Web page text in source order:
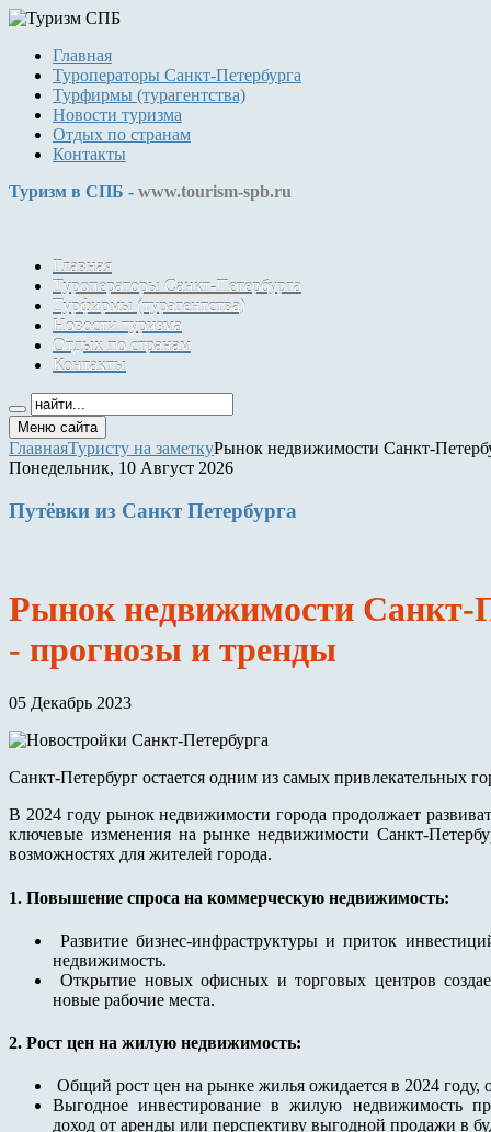
Главная
Туроператоры Санкт-Петербурга
Турфирмы (турагентства)
Новости туризма
Отдых по странам
Контакты
Туризм в СПБ - www.tourism-spb.ru
Главная
Туроператоры Санкт-Петербурга
Турфирмы (турагентства)
Новости туризма
Отдых по странам
Контакты
Меню сайта
ГлавнаяТуристу на заметкуРынок недвижимости Санкт-
Понедельник, 10 Август 2026
Путёвки из Санкт Петербурга
Рынок недвижимости Санкт-
- прогнозы и тренды
05 Декабрь 2023
Санкт-Петербург остается одним из самых привлекательных
В 2024 году рынок недвижимости города продолжает
ключевые изменения на рынке недвижимости Санкт-
возможностях для жителей города.
1. Повышение спроса на коммерческую недвижимость:
Развитие бизнес-инфраструктуры и приток
недвижимость.
Открытие новых офисных и торговых центров
новые рабочие места.
2. Рост цен на жилую недвижимость:
Общий рост цен на рынке жилья ожидается в 2024 году,
Выгодное инвестирование в жилую недвижимость
доход от аренды или перспективу выгодной продажи в